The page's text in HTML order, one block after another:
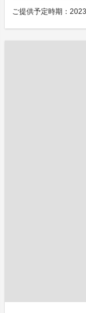
ご提供予定時期：